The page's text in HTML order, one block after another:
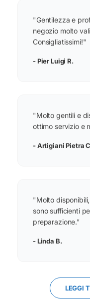
"Gentilezza e
negozio molto
Consigliatissimi!"
- Pier Luigi R.
"Molto gentili e
ottimo servizio e
- Artigiani Pietra
"Molto
sono sufficienti
preparazione."
- Linda B.
LEGGI